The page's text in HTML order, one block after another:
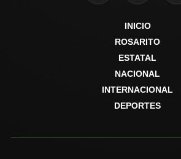
INICIO
ROSARITO
ESTATAL
NACIONAL
INTERNACIONAL
DEPORTES